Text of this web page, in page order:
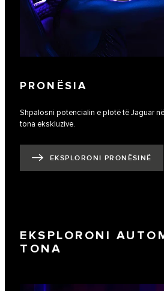
PRONËSIA
Shpalosni potencialin e plotë të Jaguar
tona ekskluzive.
EKSPLORONI PRONËSINË
EKSPLORONI
TONA